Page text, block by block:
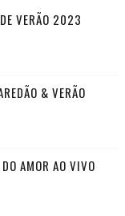
VERÃO 2023
& VERÃO
AMOR AO VIVO